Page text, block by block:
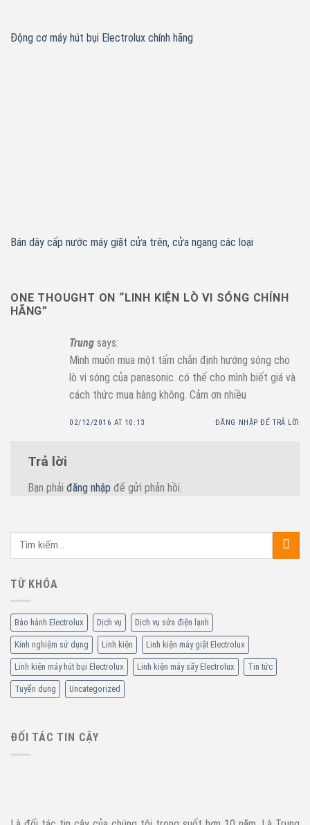
TỪ KHÓA
Bảo hành Electrolux Dịch vụ Dịch vụ sửa điện lạnh
Kinh nghiệm sử dụng Linh kiện Linh kiện máy giặt Electrolux
Linh kiện máy hút bụi Electrolux Linh kiện máy sấy Electrolux Tin tức
Tuyển dụng Uncategorized
ĐỐI TÁC TIN CẬY
Động cơ máy hút bụi Electrolux chính hãng
Bán dây cấp nước máy giặt cửa trên, cửa ngang các loại
ONE THOUGHT ON “LINH KIỆN LÒ VI SÓNG CHÍNH
HÃNG”
Trung says:
Mình muốn mua một tấm chắn định hướng sóng cho
lò vi sóng của panasonic. có thế cho mình biết giá và
cách thức mua hàng không. Cảm ơn nhiều
02/12/2016 AT 10:13 ĐĂNG NHẬP ĐỂ TRẢ LỜI
Trả lời
Bạn phải đăng nhập để gửi phản hồi.